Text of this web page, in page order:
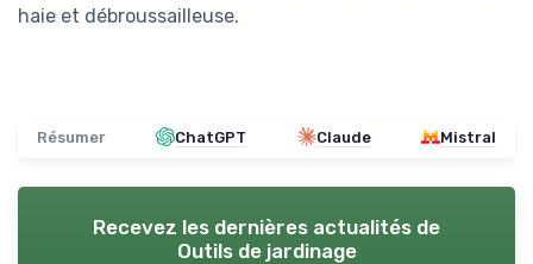
haie et débroussailleuse.
Résumer ChatGPT Claude Mistral
Recevez les dernières actualités de
Outils de jardinage